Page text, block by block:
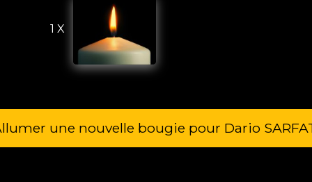
1 X
une nouvelle bougie pour Dario